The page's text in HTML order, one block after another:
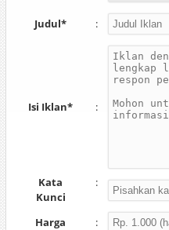
Judul* :
Isi Iklan* :
Kata
Kunci
:
Harga :